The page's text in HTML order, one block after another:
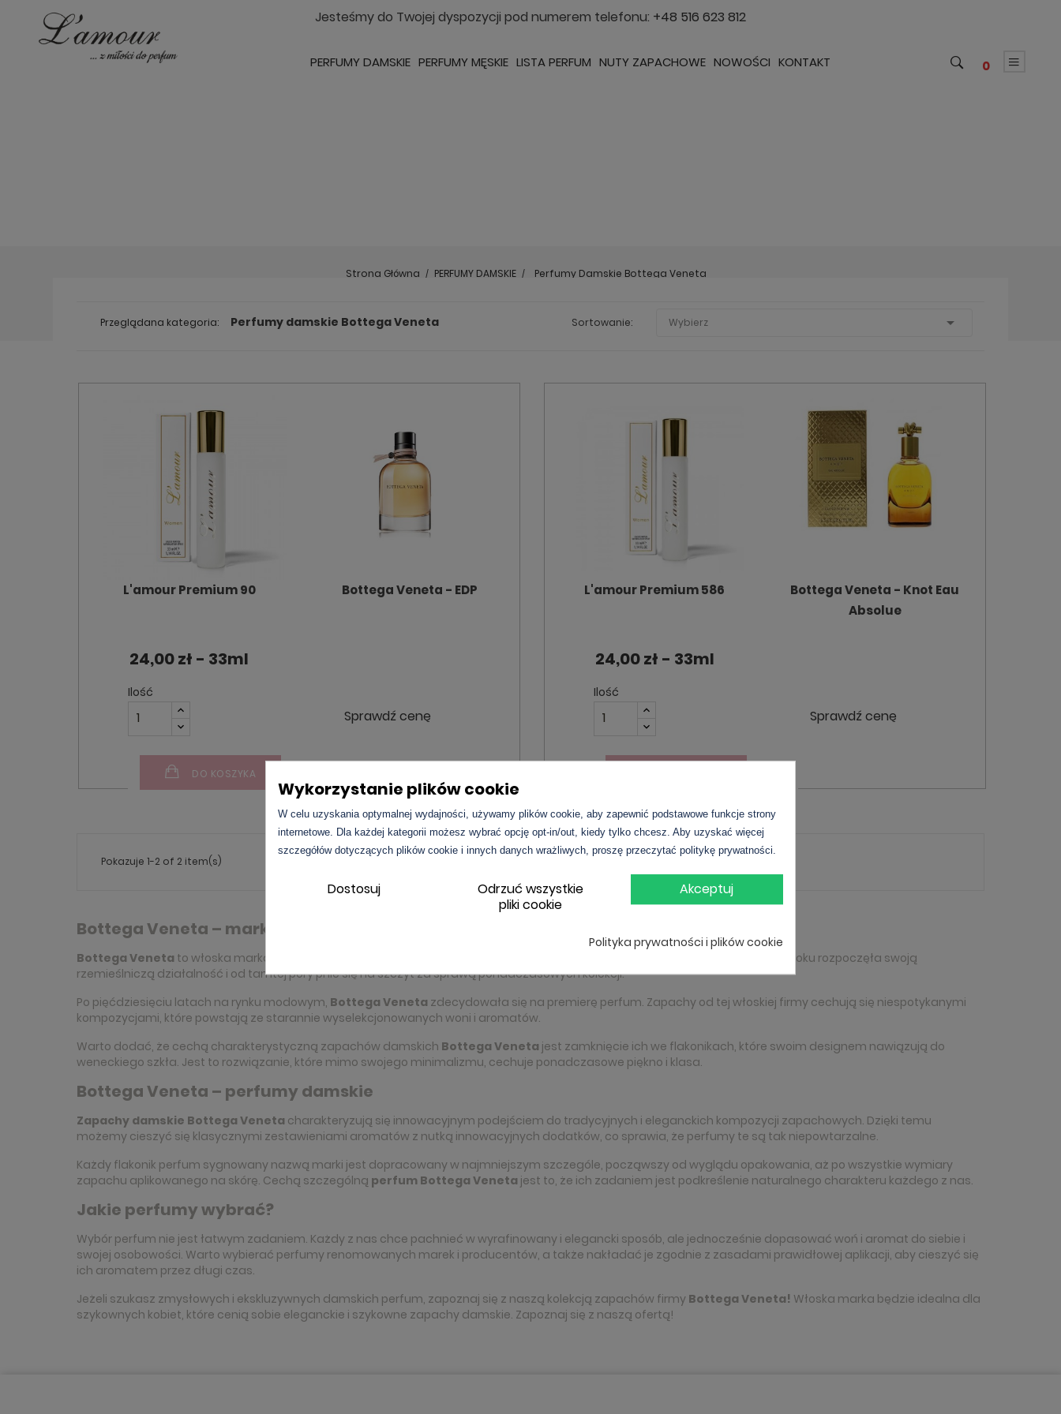
Jesteśmy do Twojej dyspozycji pod numerem telefonu: +48 516 623 812
PERFUMY DAMSKIE PERFUMY MĘSKIE LISTA PERFUM NUTY ZAPACHOWE NOWOŚCI KONTAKT 0
Strona Główna PERFUMY DAMSKIE Perfumy Damskie Bottega Veneta
Przeglądana kategoria: Perfumy damskie Bottega Veneta Sortowanie: Wybierz 
L'amour Premium 90 Bottega Veneta - EDP
24,00 zł - 33ml
Ilość
DO KOSZYKA
Sprawdź cenę
L'amour Premium 586
Bottega Veneta - Knot Eau
Absolue
24,00 zł - 33ml
Ilość
Sprawdź cenę
Pokazuje 1-2 of 2 item(s)
Bottega Veneta – marka
Bottega Veneta to włoska marka, która zasłynęła na świecie za sprawą plecionych torebek i butów ze skóry. To właśnie w 1966 roku rozpoczęła swoją
rzemieślniczą działalność i od tamtej pory pnie się na szczyt za sprawą ponadczasowych kolekcji.
Po pięćdziesięciu latach na rynku modowym, Bottega Veneta zdecydowała się na premierę perfum. Zapachy od tej włoskiej firmy cechują się niespotykanymi
kompozycjami, które powstają ze starannie wyselekcjonowanych woni i aromatów.
Warto dodać, że cechą charakterystyczną zapachów damskich Bottega Veneta jest zamknięcie ich we flakonikach, które swoim designem nawiązują do
weneckiego szkła. Jest to rozwiązanie, które mimo swojego minimalizmu, cechuje ponadczasowe piękno i klasa.
Bottega Veneta – perfumy damskie
Zapachy damskie Bottega Veneta charakteryzują się innowacyjnym podejściem do tradycyjnych i eleganckich kompozycji zapachowych. Dzięki temu
możemy cieszyć się klasycznymi zestawieniami aromatów z nutką innowacyjnych dodatków, co sprawia, że perfumy te są tak niepowtarzalne.
Każdy flakonik perfum sygnowany nazwą marki jest dopracowany w najmniejszym szczególe, począwszy od wyglądu opakowania, aż po wszystkie wymiary
zapachu aplikowanego na skórę. Cechą szczególną perfum Bottega Veneta jest to, że ich zadaniem jest podkreślenie naturalnego charakteru każdego z nas.
Jakie perfumy wybrać?
Wybór perfum nie jest łatwym zadaniem. Każdy z nas chce pachnieć w wyrafinowany i elegancki sposób, ale jednocześnie dopasować woń i aromat do siebie i
swojej osobowości. Warto wybierać perfumy renomowanych marek i producentów, a także nakładać je zgodnie z zasadami prawidłowej aplikacji, aby cieszyć się
ich aromatem przez długi czas.
Jeżeli szukasz zmysłowych i ekskluzywnych damskich perfum, zapoznaj się z naszą kolekcją zapachów firmy Bottega Veneta! Włoska marka będzie idealna dla
szykownych kobiet, które cenią sobie eleganckie i szykowne zapachy damskie. Zapoznaj się z naszą ofertą!
Wykorzystanie plików cookie
W celu uzyskania optymalnej wydajności, używamy plików cookie, aby zapewnić podstawowe funkcje strony
internetowe. Dla każdej kategorii możesz wybrać opcję opt-in/out, kiedy tylko chcesz. Aby uzyskać więcej
szczegółów dotyczących plików cookie i innych danych wrażliwych, proszę przeczytać politykę prywatności.
Akceptuj
Odrzuć wszystkie
pliki cookie
Dostosuj
Polityka prywatności i plików cookie